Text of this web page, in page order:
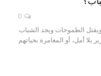
0
ويقتل الطموحات ويجد الشباب
أمل، أو المغامرة بحياتهم